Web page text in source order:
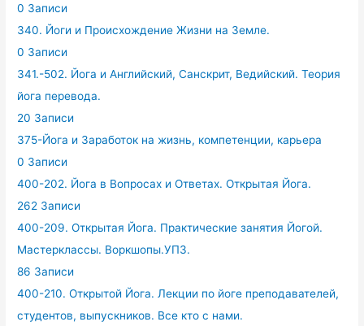
0 Записи
340. Йоги и Происхождение Жизни на Земле.
0 Записи
341.-502. Йога и Английский, Санскрит, Ведийский. Теория
йога перевода.
20 Записи
375-Йога и Заработок на жизнь, компетенции, карьера
0 Записи
400-202. Йога в Вопросах и Ответах. Открытая Йога.
262 Записи
400-209. Открытая Йога. Практические занятия Йогой.
Мастерклассы. Воркшопы.УПЗ.
86 Записи
400-210. Открытой Йога. Лекции по йоге преподавателей,
студентов, выпускников. Все кто с нами.